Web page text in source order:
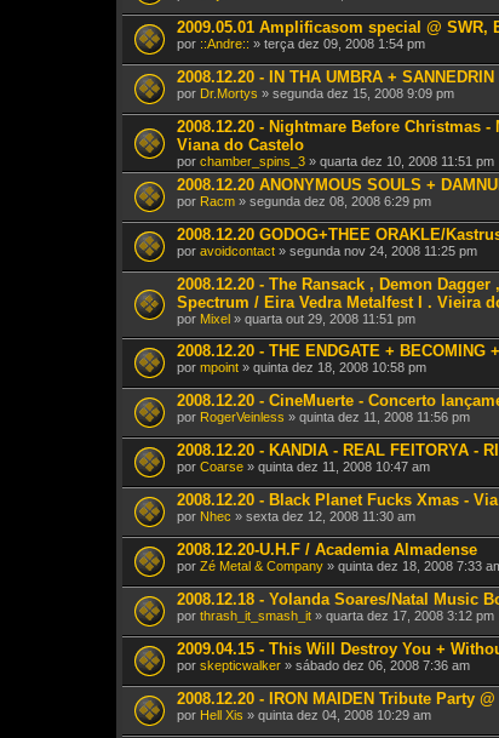
2009.05.01 Amplificasom special @ SWR,
por ::Andre:: » terça dez 09, 2008 1:54 pm
2008.12.20 - IN THA UMBRA +
por Dr.Mortys » segunda dez 15, 2008 9:09 pm
2008.12.20 - Nightmare Before Christmas
Viana do Castelo
por chamber_spins_3 » quarta dez 10, 2008 11:51 pm
2008.12.20 ANONYMOUS SOULS +
por Racm » segunda dez 08, 2008 6:29 pm
2008.12.20 GODOG+THEE ORAKLE/
por avoidcontact » segunda nov 24, 2008 11:25 pm
2008.12.20 - The Ransack , Demon
Spectrum / Eira Vedra Metalfest I . Vieira
por Mixel » quarta out 29, 2008 11:51 pm
2008.12.20 - THE ENDGATE + BECOMING
por mpoint » quinta dez 18, 2008 10:58 pm
2008.12.20 - CineMuerte - Concerto
por RogerVeinless » quinta dez 11, 2008 11:56 pm
2008.12.20 - KANDIA - REAL FEITORYA -
por Coarse » quinta dez 11, 2008 10:47 am
2008.12.20 - Black Planet Fucks Xmas -
por Nhec » sexta dez 12, 2008 11:30 am
2008.12.20-U.H.F / Academia Almadense
por Zé Metal & Company » quinta dez 18, 2008 7:33
2008.12.18 - Yolanda Soares/Natal Music
por thrash_it_smash_it » quarta dez 17, 2008 3:12 pm
2009.04.15 - This Will Destroy You +
por skepticwalker » sábado dez 06, 2008 7:36 am
2008.12.20 - IRON MAIDEN Tribute Party
por Hell Xis » quinta dez 04, 2008 10:29 am